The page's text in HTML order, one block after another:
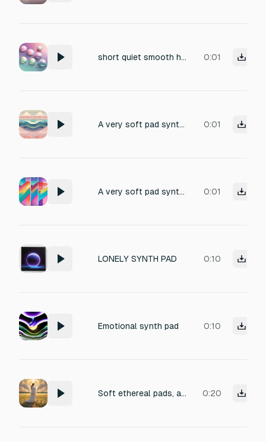
short quiet smooth high pad sound 0:01
A very soft pad synth: begins mid-high, dips lower, then glides upward, but stays below the initial pitch,fast decay 0:01
A very soft pad synth: begins mid-high, dips lower, then glides upward, but stays below the initial pitch 0:01
LONELY SYNTH PAD 0:10
Emotional synth pad 0:10
Soft ethereal pads, angelic atmosphere, calm and serene, heavenly ambience 0:20